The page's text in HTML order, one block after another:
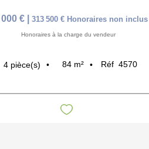
€ 313 500 € Honoraires non inclus
Honoraires à la charge du vendeur
4 pièce(s) 84 m² Réf 4570